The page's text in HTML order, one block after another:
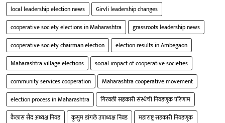
local leadership election news
Girvli leadership changes
cooperative society elections in Maharashtra
grassroots leadership news
cooperative society chairman election
election results in Ambegaon
Maharashtra village elections
social impact of cooperative societies
community services cooperation
Maharashtra cooperative movement
election process in Maharashtra
गिरवली सहकारी संस्थेची निवडणूक परिणाम
कैलास सैद अध्यक्ष निवड
कुसुम डांगले उपाध्यक्ष निवड
महाराष्ट्र सहकारी निवडणूक